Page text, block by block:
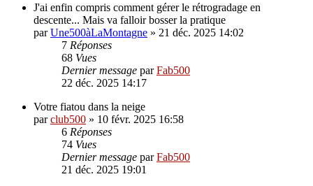
J'ai enfin compris comment gérer le rétrogradage en
descente... Mais va falloir bosser la pratique
parUne500àLaMontagne » 21 déc. 2025 14:02
7 Réponses
68 Vues
Dernier message parFab500
22 déc. 2025 14:17
Votre fiatou dans la neige
parclub500 » 10 févr. 2025 16:58
6 Réponses
74 Vues
Dernier message parFab500
21 déc. 2025 19:01